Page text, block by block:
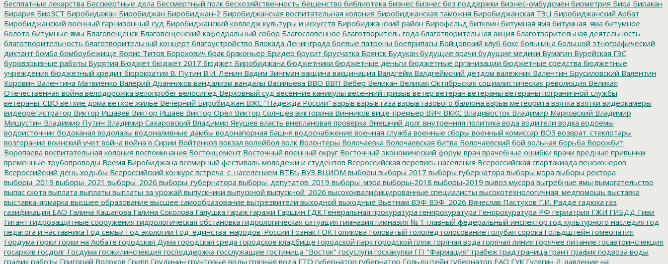
бесплатные лекарства Бессмертные дела Бессмертный полк бесхозяйственность бешенство библиотека бизнес бизнес без поддержки бизнес-омбудсмен биометрия Бира Биракан
Бирария БирЗСТ Биробидажан Биробиджан Биробиджан-2 Биробиджанская воспитательная колония Биробиджанская таможня Биробиджанская ТЭЦ Биробиджанский Арбат
Биробиджанский военный гарнизонный суд Биробиджанский колледж культуры и искусств Биробиджанский район Бирофельд биткоин битумная яма битумная_яма битумное
болото битумные ямы Благовещенск Благовещенский кафедральный собор Благословенное благотворитель года благотворительная акция благотворительная деятельность
благотворительность благотворительный концерт благоустройство Блокада Ленинграда боевые патроны боеприпасы Бойцовский клуб бокс больница большой этнографический
диктант бомба бомбоубежище Борис Титов Борохович брак браконьер Бридер брусит брусчатка Брянск Будукан будущие врачи будущие медики Бумагин Бурейская ГЭС
буровзрывные работы Бурятия Бюджет бюджет 2017 бюджет Биробиджана бюджетники бюджетные деньги бюджетные организации бюджетные средства бюджетные
учреждения бюджетный кредит бюрократия В. Путин В.И. Ленин Вадим Зингман вакцина вакцинация Валдгейм Валдгеймский детдом валежник Валентин Брусиловский Валентин
Коровин Валентина Матвиенко Валерий Дранников вандализм вандалы Васильева ВВО ВВП Вебер Великан Великая Октябрьская социалистическая революция Великая
Отечественная война велодорожка велопробег велосипед Верховный суд весенние каникулы весенний призыв ветер ветеран ветераны ветераны пограничной службы
ветераны_СВО ветхие дома ветхое жилье Вечерний Биробиджан ВЖС "Надежда России" взрыв взрыв газа взрыв газового баллона взрыв метеорита взятка взятки видеокамеры
видеорегистратор Виктор Ишавев Виктор Ишаев Виктор Орёл Виктор Солнцев викторина Винников вице-премьер ВИЧ ВККС Владивосток Владимир Марковский Владимир
Мишустин Владимир Путин Владимир Сахаровский Владимир Якушев власть внеплановая проверка Внешний долг внутренняя политика вода водители водка водоемы
водоисточник Водоканал водолазы водоналивные дамбы водонапорная башня водоснабжение военная служба военные сборы военный комиссар ВОЗ возврат_стеклотары
возгорание воинский учет война война в Сирии Войтенков вокзал волейбол волк Волонтеры Волочаевка Волочаевская битва Волочаевский бой вольная борьба Ворожбит
Воропаева воспитательная колония воспоминания Востокцемент Восточный военный округ Восточный экономический форум врач врачебные ошибки врачи вредные привычки
временные трубопроводы Время Биробиджана всемирный фестиваль молодежи и студентов Всероссийская перепись населения Всероссийская спартакиада пенсионеров
Всероссийский день ходьбы Всероссийский конкурс встреча_с_населением ВТБъ ВУЗ ВЦИОМ выборы выборы 2017 выборы губернатора выборы мэра выборы ректора
выборы_2019 выборы_2021 выборы_2026 выборы_губернатора выборы_депутатов_2019 выборы_мэра выборы-2018 выборы-2019 вывоз мусора выгребные ямы вымогательство
выпас скота выплата выплаты выплаты за урожай выпускники выпускной выпускной_2026 высококвалифицированные специалисты высокотехнологичная_медпомощь выставка
выставка-ярмарка высшее образование высшее самообразование вытрезвители выходной выходные Вьетнам ВЭФ ВЭФ_2026 Вячеслав Пастухов Г.И. Радде гадюка газ
газификация ЕАО Галина Кашапова Галина Соколова Галушка гараж гаражи Гаршин ГДКГенеральная прокуратура генпрокуратура Генпрокуратура РФ гериатрия ГЖИ ГИБДД Гиви
Гигант гидрозащитные сооружения гидрологическая обстановка гидрологическая ситуация гимназия гимназия № 1 главный федеральный инспектор год культурного наследия год
педагога и наставника Год семьи Год экологии Год_единства_народов_России Гознак ГОКГоликова Головатый гололед голосование голубая сорока Гольдштейн гомеопатия
Гордума горки горки на Арбате городская Дума городская среда городское кладбище городской парк городской пляж горячая вода горячая линия горячее питание госавтоинспекция
госархив госдолг Госдума госжилинспекция господдержка госслужащие гостиница "Восток" госуслуги госхакупки ГП "Фармация" грабеж град граница грант график подвоза воды
график работы Григорий Волохов Грипп Грудинин грунтовые воды грязная вода ГТО губернатор губернатор Гольдштейн губернатор ЕАО ГУКГулягин Д давление на